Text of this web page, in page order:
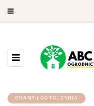
BRAMY I OGRODZENIA